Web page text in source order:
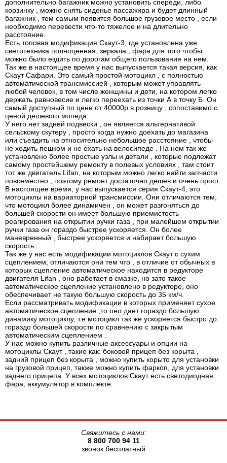
дополнительно багажник можно установить спереди, либо
корзинку , можно снять сиденье пассажира и будет длинный
багажник , тем самым появится большое грузовое место , если
необходимо перевести что-то тяжелое и на длительно
расстояние.
Есть топовая модификация Скаут-3, где установлена уже
светотехника полноценная, зеркала , фара для того чтобы
можно было ездить по дорогам общего пользования на нем.
Так же в настоящее время у нас выпускается такая версия, как
Скаут Сафари. Это самый простой мотоцикл , с полностью
автоматической трансмиссией , которым может управлять
любой человек, в том числе женщины и дети, на котором легко
держать равновесие и легко переехать из точки А в точку Б. Он
самый доступный по цене от 40000р в розницу , сопоставимо с
ценой дешевого мопеда.
У него нет задней подвески , он является альтернативой
сельскому скутеру , просто когда нужно доехать до магазина
или съездить на относительно небольшое расстояние , чтобы
не ходить пешком и не ехать на велосипеде . На нем так же
установлено более простые узлы и детали , которые подлежат
самому простейшему ремонту в полевых условиях , там стоит
тот же двигатель Lifan, на которым можно легко найти запчасти
повсеместно , поэтому ремонт достаточно дешев и очень прост.
В настоящее время, у нас выпускается серия Скаут-4, это
мотоциклы на вариаторной трансмиссии. Они отличаются тем,
что мотоцикл более динамичен , он может разгоняться до
большей скорости он имеет большую приемистость
реагирования на открытии ручки газа , при малейшем открытии
ручки газа он гораздо быстрее ускоряется. Он более
маневренный , быстрее ускоряется и набирает большую
скорость.
Так же у нас есть модификации мотоциклов Скаут с сухим
сцеплением, отличаются они тем что , в отличие от обычных в
которых сцепление автоматическое находится в редукторе
двигателя Lifan , оно работает в смазке, но зато такое
автоматическое сцепление установлено в редукторе, оно
обеспечивает не такую большую скорость до 35 км/ч.
Если рассматривать модификации в которых применяет сухое
автоматическое сцепление ,то оно дает гораздо большую
динамику мотоциклу, т.е мотоцикл так же ускоряется быстро до
гораздо большей скорости по сравнению с закрытым
автоматическим сцеплением .
У нас можно купить различные аксессуары и опции на
мотоциклы Скаут , такие как: боковой прицеп без корыта ,
задний прицеп без корыта , можно купить корыто для установки
на грузовой прицеп, также можно купить фаркоп, для установки
заднего прицепа. У всех мотоциклов Скаут есть светодиодная
фара, аккумулятор в комплекте.
Свяжитесь с нами:
8 800 700 94 11
звонок бесплатный